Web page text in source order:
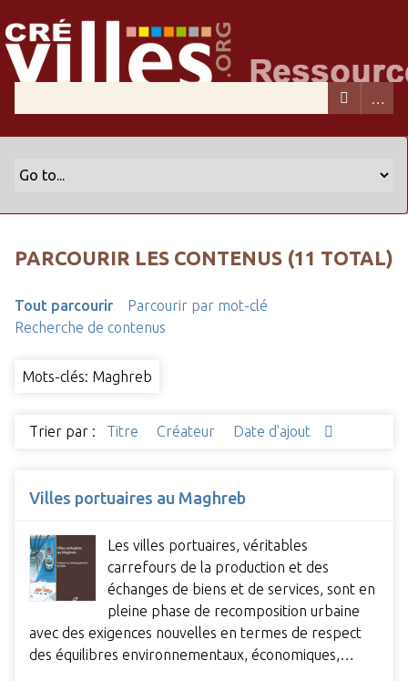
PARCOURIR LES CONTENUS (11 TOTAL)
Tout parcourir
Parcourir par mot-clé
Recherche de contenus
Mots-clés: Maghreb
Trier par : Titre Créateur Date d'ajout
Villes portuaires au Maghreb
Les villes portuaires, véritables
carrefours de la production et des
échanges de biens et de services, sont en
pleine phase de recomposition urbaine
avec des exigences nouvelles en termes de respect
des équilibres environnementaux, économiques,…